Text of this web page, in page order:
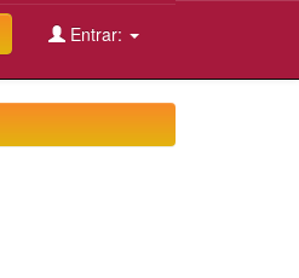
Entrar: